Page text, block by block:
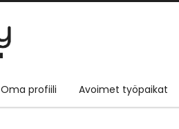
Oma profiili Avoimet työpaikat